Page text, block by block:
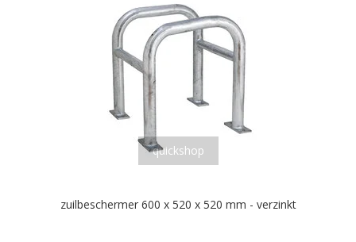
quickshop
zuilbeschermer 600 x 520 x 520 mm - verzinkt